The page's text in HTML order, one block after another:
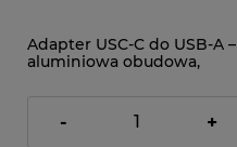
Adapter USC-C do USB-A –
aluminiowa obudowa,
5,00 zł
- +